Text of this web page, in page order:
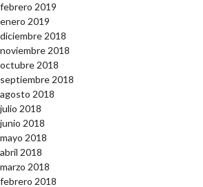
febrero 2019
enero 2019
diciembre 2018
noviembre 2018
octubre 2018
septiembre 2018
agosto 2018
julio 2018
junio 2018
mayo 2018
abril 2018
marzo 2018
febrero 2018